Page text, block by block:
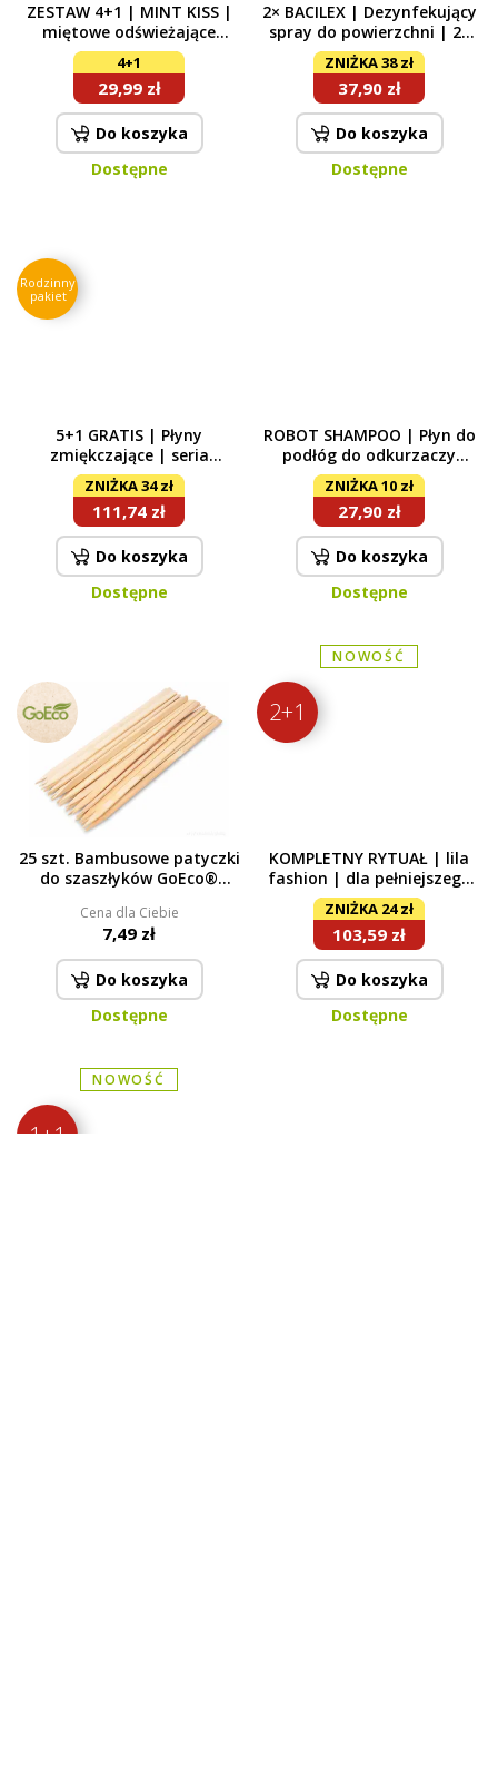
ZESTAW 4+1 | MINT KISS |
miętowe odświeżające
pastylki bez cukru |
peppermint + spearmint +
peach mint + cassis mint +
maracuja mint | 28 g x 5
opakowań
4+1
29,99 zł
Do koszyka
Dostępne
2× BACILEX | Dezynfekujący
spray do powierzchni | 2×
500 ml
ZNIŻKA 38 zł
37,90 zł
Do koszyka
Dostępne
Rodzinny
pakiet
5+1 GRATIS | Płyny
zmiękczające | seria
LEGENDS | A | 6× 750 ml
ZNIŻKA 34 zł
111,74 zł
Do koszyka
Dostępne
ROBOT SHAMPOO | Płyn do
podłóg do odkurzaczy
automatycznych z mopem
500 ml (koncentrat)
ZNIŻKA 10 zł
27,90 zł
Do koszyka
Dostępne
25 szt. Bambusowe patyczki
do szaszłyków GoEco®
Cena dla Ciebie
7,49 zł
Do koszyka
Dostępne
NOWOŚĆ
2+1
KOMPLETNY RYTUAŁ | lila
fashion | dla pełniejszego
efektu zapachowego | gel
parfumé & płyn
zmiękczający & parfumage
| 1050 ml + 750 ml + 500 ml
ZNIŻKA 24 zł
103,59 zł
Do koszyka
Dostępne
NOWOŚĆ
1+1